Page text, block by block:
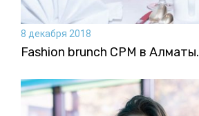
8 декабря 2018
Fashion brunch CPM в Алматы.